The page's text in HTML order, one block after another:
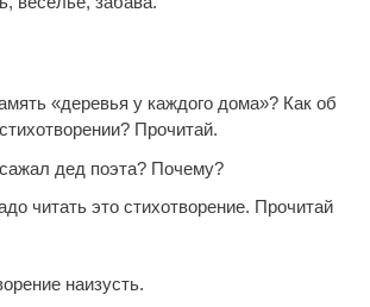
«деревья у каждого дома»? Как об
Прочитай.
дед поэта? Почему?
читать это стихотворение. Прочитай
наизусть.